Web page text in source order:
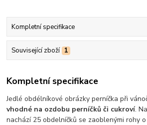
Kompletní specifikace
Související zboží 1
Kompletní specifikace
Jedlé obdélníkové obrázky perníčka při
vhodné na ozdobu perníčků či cukroví.
nachází 25 obdelníčků se zaoblenými rohy